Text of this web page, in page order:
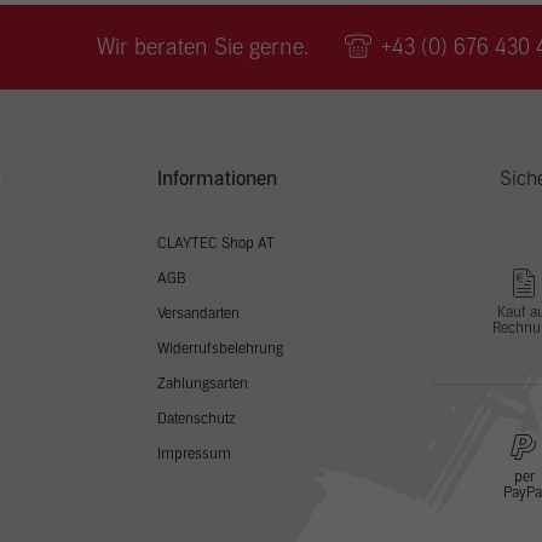
Wir beraten Sie gerne. +43 (0) 676 430
Informationen
CLAYTEC Shop AT
AGB
Versandarten
Widerrufsbelehrung
Zahlungsarten
Datenschutz
Impressum
Kauf
per
PayPal
zu